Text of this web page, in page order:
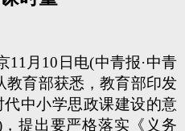
11月10日电(中青报·中青
教育部获悉，教育部印发
中小学思政课建设的意
提出要严格落实《义务